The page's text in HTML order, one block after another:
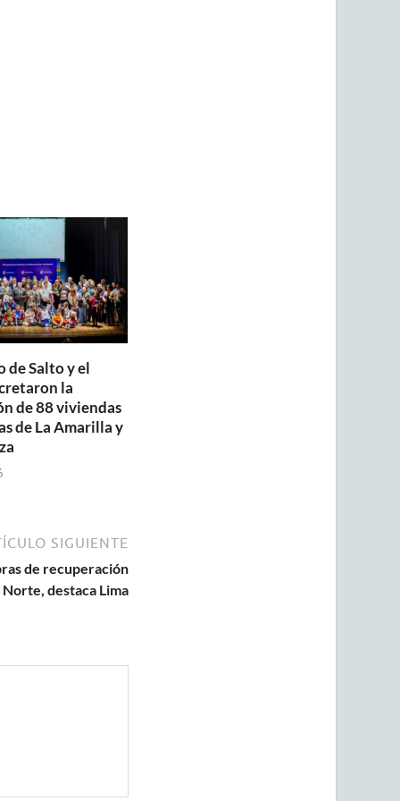
de Salto y el
la
de 88 viviendas
de La Amarilla y
SIGUIENTE
de recuperación
destaca Lima